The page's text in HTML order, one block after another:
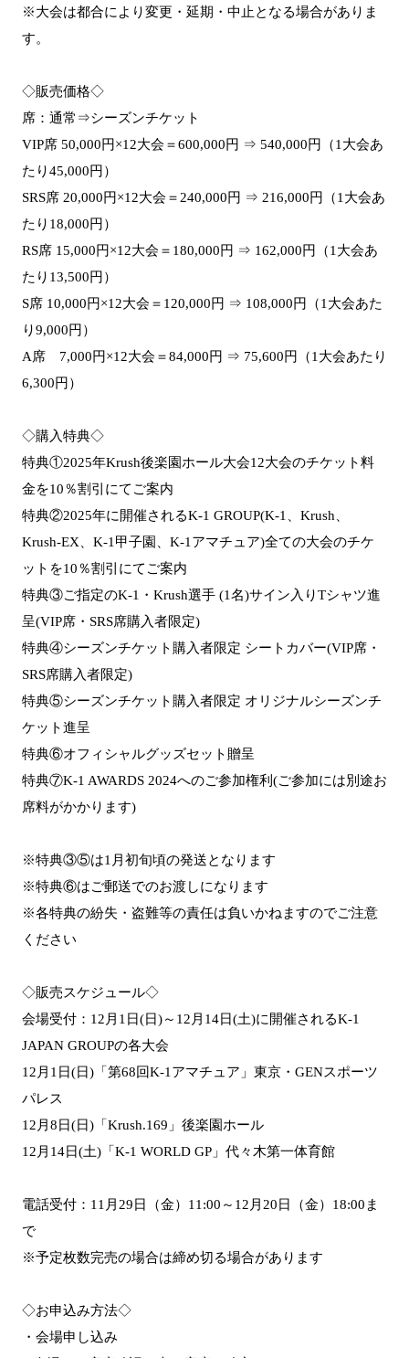
※大会は都合により変更・延期・中止となる場合がありま
す。
◇販売価格◇
席：通常⇒シーズンチケット
VIP席 50,000円×12大会＝600,000円 ⇒ 540,000円（1大会あ
たり45,000円）
SRS席 20,000円×12大会＝240,000円 ⇒ 216,000円（1大会あ
たり18,000円）
RS席 15,000円×12大会＝180,000円 ⇒ 162,000円（1大会あ
たり13,500円）
S席 10,000円×12大会＝120,000円 ⇒ 108,000円（1大会あた
り9,000円）
A席 7,000円×12大会＝84,000円 ⇒ 75,600円（1大会あたり
6,300円）
◇購入特典◇
特典①2025年Krush後楽園ホール大会12大会のチケット料
金を10％割引にてご案内
特典②2025年に開催されるK-1 GROUP(K-1、Krush、
Krush-EX、K-1甲子園、K-1アマチュア)全ての大会のチケ
ットを10％割引にてご案内
特典③ご指定のK-1・Krush選手 (1名)サイン入りTシャツ進
呈(VIP席・SRS席購入者限定)
特典④シーズンチケット購入者限定 シートカバー(VIP席・
SRS席購入者限定)
特典⑤シーズンチケット購入者限定 オリジナルシーズンチ
ケット進呈
特典⑥オフィシャルグッズセット贈呈
特典⑦K-1 AWARDS 2024へのご参加権利(ご参加には別途お
席料がかかります)
※特典③⑤は1月初旬頃の発送となります
※特典⑥はご郵送でのお渡しになります
※各特典の紛失・盗難等の責任は負いかねますのでご注意
ください
◇販売スケジュール◇
会場受付：12月1日(日)～12月14日(土)に開催されるK-1
JAPAN GROUPの各大会
12月1日(日)「第68回K-1アマチュア」東京・GENスポーツ
パレス
12月8日(日)「Krush.169」後楽園ホール
12月14日(土)「K-1 WORLD GP」代々⽊第⼀体育館
電話受付：11月29日（金）11:00～12月20日（金）18:00ま
で
※予定枚数完売の場合は締め切る場合があります
◇お申込み方法◇
・会場申し込み